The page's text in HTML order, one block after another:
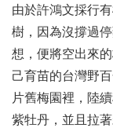
由於許鴻文採行
樹，因為沒撐過
想，便將空出來
己育苗的台灣野
片舊梅園裡，陸
紫牡丹，並且拉